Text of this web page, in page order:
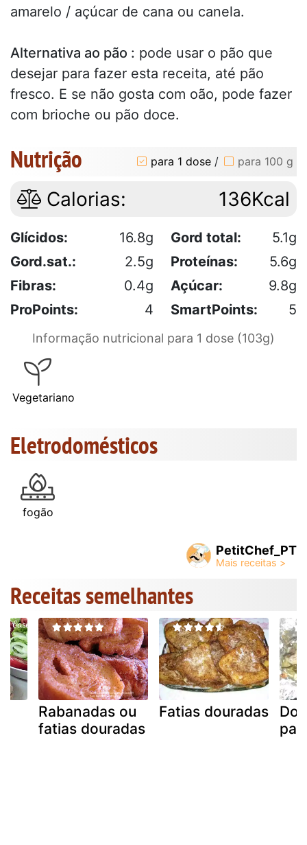
amarelo / açúcar de cana ou canela.
Alternativa ao pão : pode usar o pão que
desejar para fazer esta receita, até pão
fresco. E se não gosta com oão, pode fazer
com brioche ou pão doce.
Nutrição para 1 dose / para 100 g
Calorias: 136Kcal
Glícidos: 16.8g Gord total:
5.1g
Gord.sat.:
2.5g Proteínas:
5.6g
Fibras:
0.4g Açúcar:
9.8g
ProPoints:
4 SmartPoints: 5
Informação nutricional para 1 dose (103g)
Vegetariano
Eletrodomésticos
fogão
PetitChef_PT
Receitas semelhantes
Rabanadas ou
fatias douradas
Fatias douradas